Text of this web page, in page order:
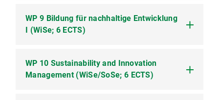
WP 8.1 Sozialethische Perspektiven auf
Nachhaltigkeit (Vorlesung; 2 SWS)
WP 9 Bildung für nachhaltige Entwicklung
I (WiSe; 6 ECTS)
WP 9.1 Grundlagen Bildung für nachhaltige
Entwicklung (Seminar; 2 SWS)
WP 10 Sustainability and Innovation
Management (WiSe/SoSe; 6 ECTS)